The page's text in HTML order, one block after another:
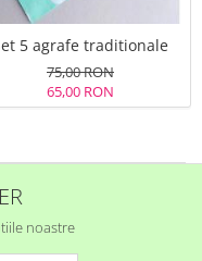
5 agrafe traditionale
75,00 RON
65,00 RON
noastre